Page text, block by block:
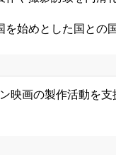
めとした国との国
画の製作活動を